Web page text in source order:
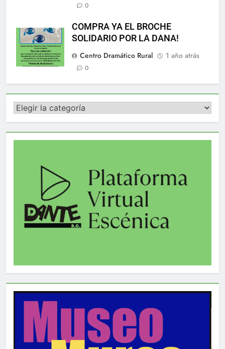
0
COMPRA YA EL BROCHE
SOLIDARIO POR LA DANA!
Centro Dramático Rural
1 año atrás
0
Categorías